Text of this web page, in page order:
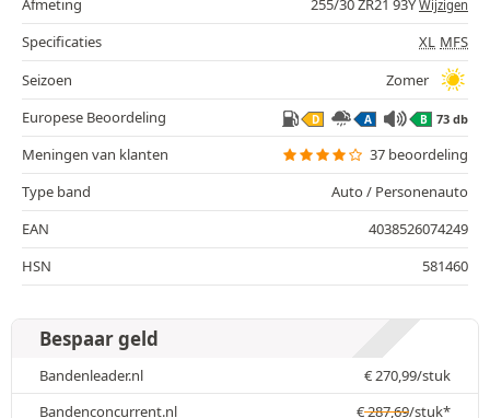
Afmeting
255/30 ZR21 93Y Wijzigen
Specificaties XL MFS
Seizoen
Zomer
Europese Beoordeling
D A B 73 db
Meningen van klanten
37 beoordeling
Type band
Auto / Personenauto
EAN
4038526074249
HSN
581460
Bespaar geld
Bandenleader.nl €270,99/stuk
Bandenconcurrent.nl
€287,69/stuk*